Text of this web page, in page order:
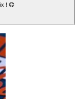
! 😋